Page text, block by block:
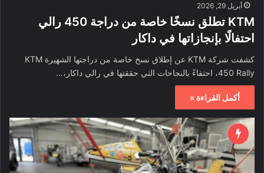
أبريل 29, 2026
KTM تطلق نسخًا خاصة من دراجة 450 رالي
احتفالًا بإنجازاتها في داكار
كشفت شركة KTM عن إطلاق نسخ خاصة من دراجتها الشهيرة KTM
450 Rally، احتفاءً بالنجاحات التي حققتها في رالي داكار،…
أكمل القراءة »